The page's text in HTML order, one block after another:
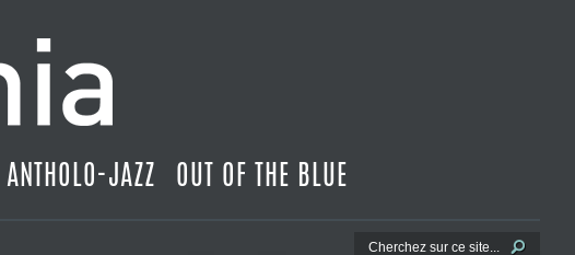
ANTHOLO-JAZZ OUT OF THE BLUE